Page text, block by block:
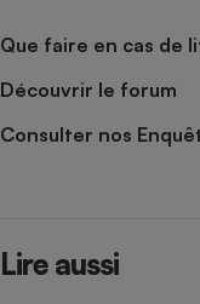
Que faire en cas de
Découvrir le forum
Consulter nos
Lire aussi